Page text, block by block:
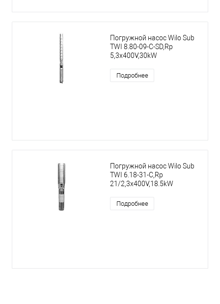
Погружной насос Wilo Sub
TWI 8.80-09-C-SD,Rp
5,3x400V,30kW
Подробнее
Погружной насос Wilo Sub
TWI 6.18-31-C,Rp
21/2,3x400V,18.5kW
Подробнее